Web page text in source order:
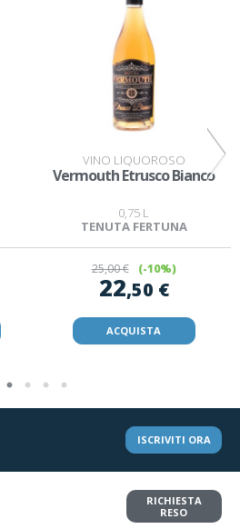
VINO LIQUOROSO
Vermouth Etrusco Bianco
0,75 L
TENUTA FERTUNA
25,00 € (-10%)
22,50 €
ACQUISTA
ISCRIVITI ORA
RICHIESTA
RESO